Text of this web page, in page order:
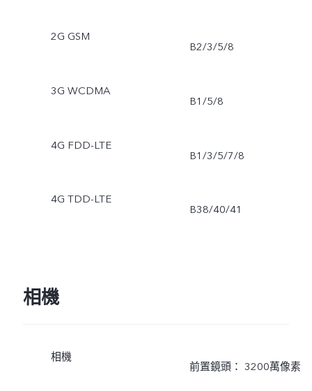
2G GSM
B2/3/5/8
3G WCDMA
B1/5/8
4G FDD-LTE
B1/3/5/7/8
4G TDD-LTE
B38/40/41
相機
相機
前置鏡頭： 3200萬像素